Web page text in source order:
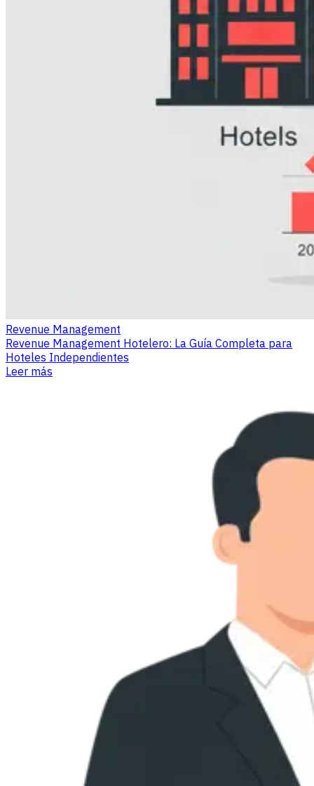
Revenue Management
Revenue Management Hotelero: La Guía Completa para
Hoteles Independientes
Leer más